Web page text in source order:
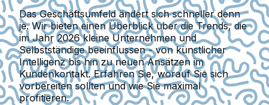
Das Geschäftsumfeld ändert sich schneller denn
je. Wir bieten einen Überblick über die Trends, die
im Jahr 2026 kleine Unternehmen und
Selbstständige beeinflussen - von künstlicher
Intelligenz bis hin zu neuen Ansätzen im
Kundenkontakt. Erfahren Sie, worauf Sie sich
vorbereiten sollten und wie Sie maximal
profitieren.